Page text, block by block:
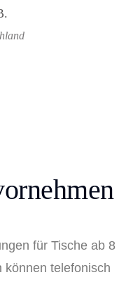
für Tische ab 8
können telefonisch